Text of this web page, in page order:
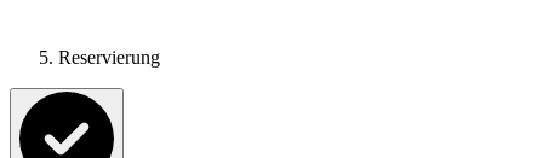
Reservierung